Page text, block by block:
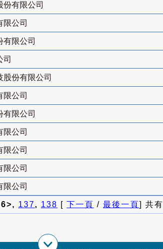
份有限公司
限公司
有限公司
司
股份有限公司
限公司
有限公司
限公司
限公司
限公司
限公司
137, 138 [ 下一頁 / 最後一頁] 共有